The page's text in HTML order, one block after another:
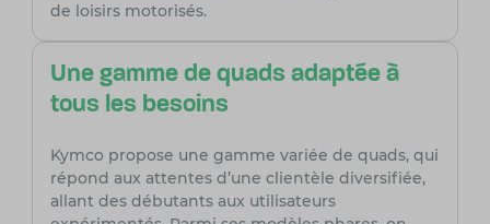
de loisirs motorisés.
Une gamme de quads adaptée à
tous les besoins
Kymco propose une gamme variée de quads, qui
répond aux attentes d’une clientèle diversifiée,
allant des débutants aux utilisateurs